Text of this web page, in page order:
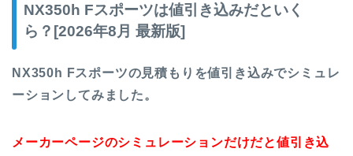
NX350h Fスポーツは値引き込みだといく
ら？[2026年8月 最新版]
NX350h Fスポーツの見積もりを値引き込みでシミュレ
ーションしてみました。
メーカーページのシミュレーションだけだと値引き込